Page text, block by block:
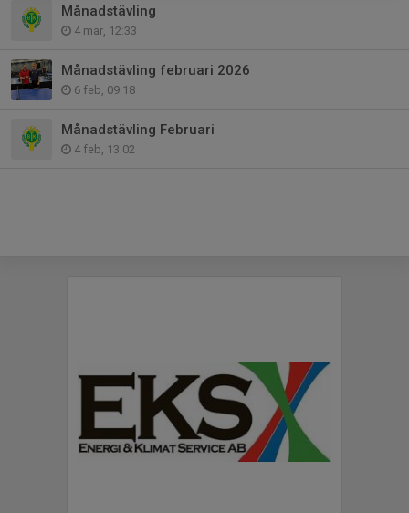
Månadstävling
4 mar, 12:33
Månadstävling februari 2026
6 feb, 09:18
Månadstävling Februari
4 feb, 13:02